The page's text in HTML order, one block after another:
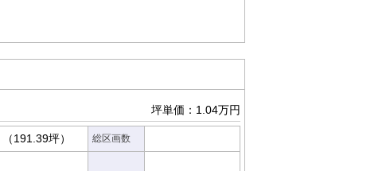
坪単価：1.04万円
（191.39坪） 総区画数